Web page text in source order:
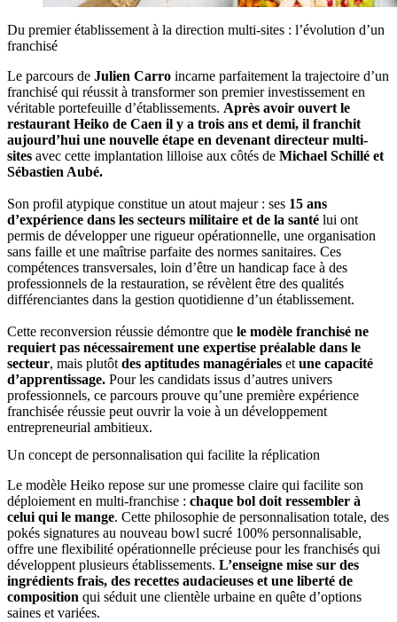
Du premier établissement à la direction multi-sites : l’évolution d’un
franchisé
Le parcours de Julien Carro incarne parfaitement la trajectoire d’un
franchisé qui réussit à transformer son premier investissement en
véritable portefeuille d’établissements. Après avoir ouvert le
restaurant Heiko de Caen il y a trois ans et demi, il franchit
aujourd’hui une nouvelle étape en devenant directeur multi-
sites avec cette implantation lilloise aux côtés de Michael Schillé et
Sébastien Aubé.
Son profil atypique constitue un atout majeur : ses 15 ans
d’expérience dans les secteurs militaire et de la santé lui ont
permis de développer une rigueur opérationnelle, une organisation
sans faille et une maîtrise parfaite des normes sanitaires. Ces
compétences transversales, loin d’être un handicap face à des
professionnels de la restauration, se révèlent être des qualités
différenciantes dans la gestion quotidienne d’un établissement.
Cette reconversion réussie démontre que le modèle franchisé ne
requiert pas nécessairement une expertise préalable dans le
secteur, mais plutôt des aptitudes managériales et une capacité
d’apprentissage. Pour les candidats issus d’autres univers
professionnels, ce parcours prouve qu’une première expérience
franchisée réussie peut ouvrir la voie à un développement
entrepreneurial ambitieux.
Un concept de personnalisation qui facilite la réplication
Le modèle Heiko repose sur une promesse claire qui facilite son
déploiement en multi-franchise : chaque bol doit ressembler à
celui qui le mange. Cette philosophie de personnalisation totale, des
pokés signatures au nouveau bowl sucré 100% personnalisable,
offre une flexibilité opérationnelle précieuse pour les franchisés qui
développent plusieurs établissements. L’enseigne mise sur des
ingrédients frais, des recettes audacieuses et une liberté de
composition qui séduit une clientèle urbaine en quête d’options
saines et variées.